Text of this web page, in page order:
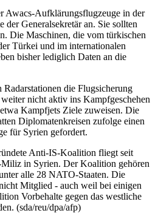
Awacs-Aufklärungsflugzeuge in der
der Generalsekretär an. Sie sollten
Die Maschinen, die vom türkischen
Türkei und im internationalen
bisher lediglich Daten an die
die Flugsicherung
nicht aktiv ins Kampfgeschehen
Kampfjets Ziele zuweisen. Die
Diplomatenkreisen zufolge einen
für Syrien gefordert.
Anti-IS-Koalition fliegt seit
in Syrien. Der Koalition gehören
alle 28 NATO-Staaten. Die
Mitglied - auch weil bei einigen
Vorbehalte gegen das westliche
(sda/reu/dpa/afp)